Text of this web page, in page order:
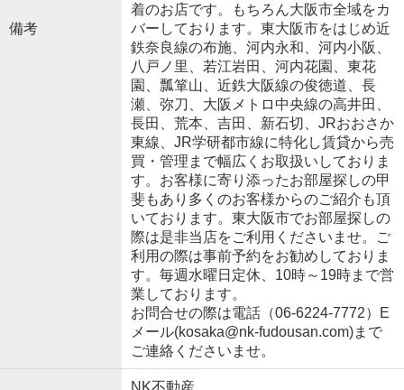
備考
着のお店です。もちろん大阪市全域をカ
バーしております。東大阪市をはじめ近
鉄奈良線の布施、河内永和、河内小阪、
八戸ノ里、若江岩田、河内花園、東花
園、瓢箪山、近鉄大阪線の俊徳道、長
瀬、弥刀、大阪メトロ中央線の高井田、
長田、荒本、吉田、新石切、JRおおさか
東線、JR学研都市線に特化し賃貸から売
買・管理まで幅広くお取扱いしておりま
す。お客様に寄り添ったお部屋探しの甲
斐もあり多くのお客様からのご紹介も頂
いております。東大阪市でお部屋探しの
際は是非当店をご利用くださいませ。ご
利用の際は事前予約をお勧めしておりま
す。毎週水曜日定休、10時～19時まで営
業しております。
お問合せの際は電話（06-6224-7772）E
メール(kosaka@nk-fudousan.com)まで
ご連絡くださいませ。
NK不動産